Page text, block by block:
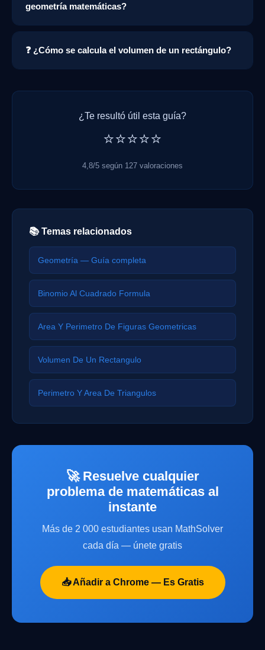
geometría matemáticas?
❓ ¿Cómo se calcula el volumen de un rectángulo?
¿Te resultó útil esta guía?
⭐⭐⭐⭐⭐
4,8/5 según 127 valoraciones
📚 Temas relacionados
Geometría — Guía completa
Binomio Al Cuadrado Formula
Area Y Perimetro De Figuras Geometricas
Volumen De Un Rectangulo
Perimetro Y Area De Triangulos
🚀 Resuelve cualquier
problema de matemáticas al
instante
Más de 2 000 estudiantes usan MathSolver
cada día — únete gratis
📥 Añadir a Chrome — Es Gratis